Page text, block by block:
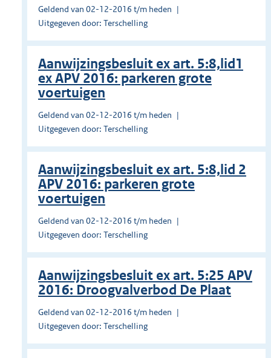
Geldend van 02-12-2016 t/m heden
Uitgegeven door: Terschelling
Aanwijzingsbesluit ex art. 5:8,lid1
ex APV 2016: parkeren grote
voertuigen
Geldend van 02-12-2016 t/m heden
Uitgegeven door: Terschelling
Aanwijzingsbesluit ex art. 5:8,lid 2
APV 2016: parkeren grote
voertuigen
Geldend van 02-12-2016 t/m heden
Uitgegeven door: Terschelling
Aanwijzingsbesluit ex art. 5:25 APV
2016: Droogvalverbod De Plaat
Geldend van 02-12-2016 t/m heden
Uitgegeven door: Terschelling